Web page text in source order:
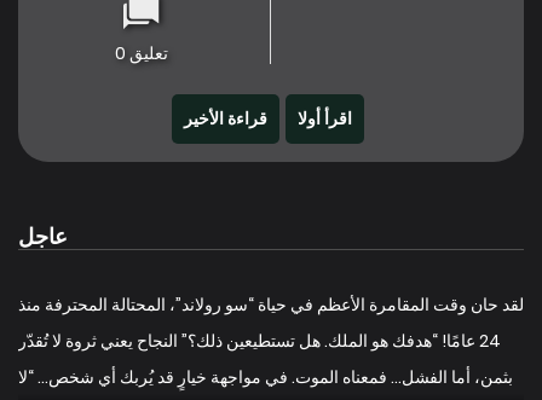
تعليق 0
اقرأ أولا قراءة الأخير
عاجل
لقد حان وقت المقامرة الأعظم في حياة “سو رولاند”، المحتالة المحترفة منذ
24 عامًا! “هدفك هو الملك. هل تستطيعين ذلك؟” النجاح يعني ثروة لا تُقدّر
بثمن، أما الفشل… فمعناه الموت. في مواجهة خيارٍ قد يُربك أي شخص… “لا